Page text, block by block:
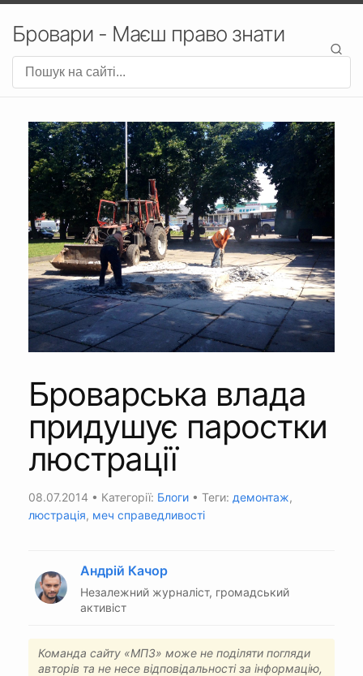
Бровари - Маєш право знати
Броварська влада
придушує паростки
люстрації
08.07.2014 • Категорії: Блоги • Теги: демонтаж,
люстрація, меч справедливості
Андрій Качор
Незалежний журналіст, громадський
активіст
Команда сайту «МПЗ» може не поділяти погляди
авторів та не несе відповідальності за інформацію,